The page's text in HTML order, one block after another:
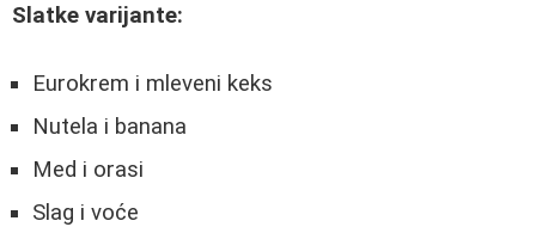
Slatke varijante:
Eurokrem i mleveni keks
Nutela i banana
Med i orasi
Slag i voće